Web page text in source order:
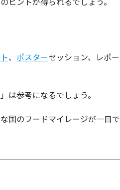
、 ポスターセッション、レポー
は参考になるでしょう。
国のフードマイレージが一目で